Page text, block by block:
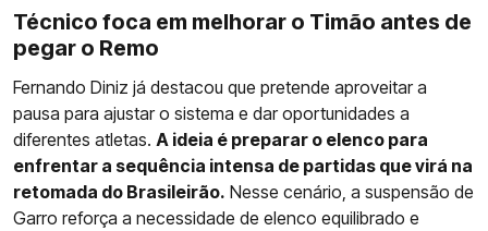
Técnico foca em melhorar o Timão antes de
pegar o Remo
Fernando Diniz já destacou que pretende aproveitar a
pausa para ajustar o sistema e dar oportunidades a
diferentes atletas. A ideia é preparar o elenco para
enfrentar a sequência intensa de partidas que virá na
retomada do Brasileirão. Nesse cenário, a suspensão de
Garro reforça a necessidade de elenco equilibrado e